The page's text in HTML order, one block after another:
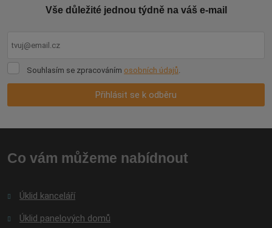
Vše důležité jednou týdně na váš e-mail
Souhlasím
Souhlasím se zpracováním osobních údajů.
Přihlásit se k odběru
nepodařilo
Co vám můžeme nabídnout
Úklid kanceláří
Úklid panelových domů